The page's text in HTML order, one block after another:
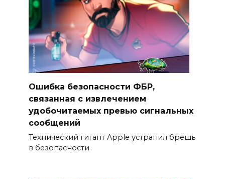
Ошибка безопасности ФБР,
связанная с извлечением
удобочитаемых превью сигнальных
сообщений
Технический гигант Apple устранил брешь
в безопасности